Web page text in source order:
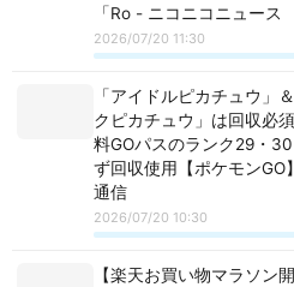
「Ro - ニコニコニュース
2026/07/20 11:30
「アイドルピカチュウ」
クピカチュウ」は回収必
料GOパスのランク29・
ず回収使用【ポケモンGO
通信
2026/07/20 10:30
【楽天お買い物マラソン